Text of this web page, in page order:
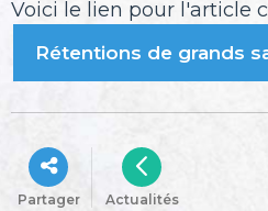
Voici le lien pour l'article
Rétentions de grands
Partager Actualités